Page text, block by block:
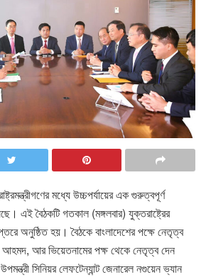
মধ্যে উচ্চপর্যায়ের এক গুরুত্বপূর্ণ
এই বৈঠকটি গতকাল (মঙ্গলবার) যুক্তরাষ্ট্রের
অনুষ্ঠিত হয়। বৈঠকে বাংলাদেশের পক্ষে নেতৃত্ব
আহমদ, আর ভিয়েতনামের পক্ষ থেকে নেতৃত্ব দেন
সিনিয়র লেফটেন্যান্ট জেনারেল নগুয়েন ভ্যান